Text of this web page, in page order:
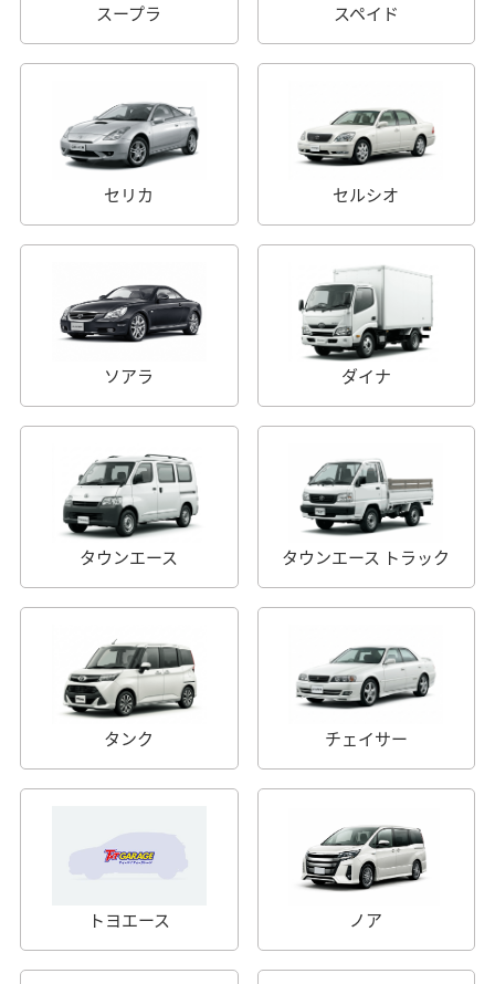
スープラ スペイド
セリカ セルシオ
ソアラ ダイナ
タウンエース タウンエース トラック
タンク チェイサー
トヨエース ノア